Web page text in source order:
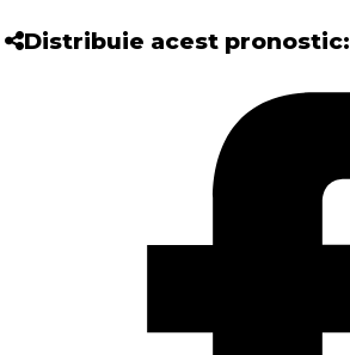
Distribuie acest pronostic: